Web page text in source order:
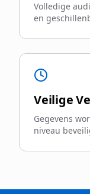
Volledige
en
Veilige
Gegevens
niveau